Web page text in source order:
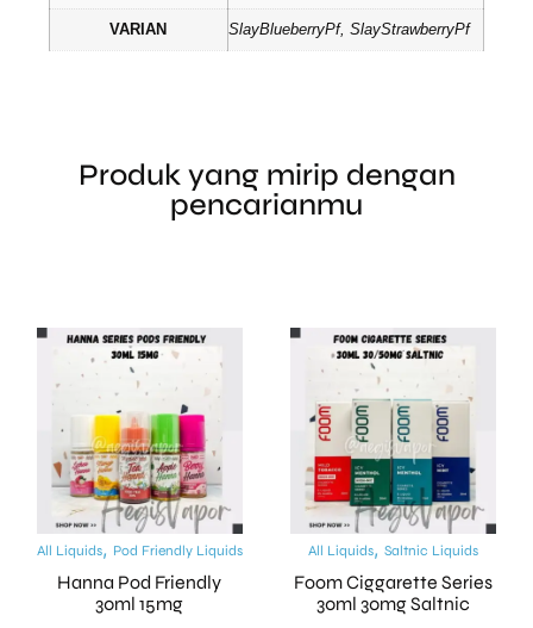
VARIAN SlayBlueberryPf, SlayStrawberryPf
Produk yang mirip dengan
pencarianmu
All Liquids, Pod Friendly Liquids
Hanna Pod Friendly
30ml 15mg
All Liquids,Saltnic Liquids
Foom Ciggarette Series
30ml 30mg Saltnic